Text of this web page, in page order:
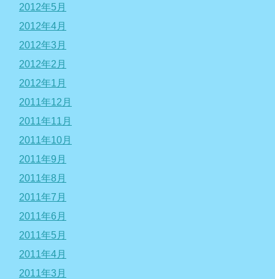
2012年5月
2012年4月
2012年3月
2012年2月
2012年1月
2011年12月
2011年11月
2011年10月
2011年9月
2011年8月
2011年7月
2011年6月
2011年5月
2011年4月
2011年3月